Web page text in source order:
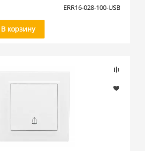
ERR16-028-100-USB
В корзину